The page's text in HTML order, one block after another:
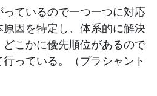
っているので一つ一つに対応
因を特定し、体系的に解決
こかに優先順位があるので
っている。（プラシャント